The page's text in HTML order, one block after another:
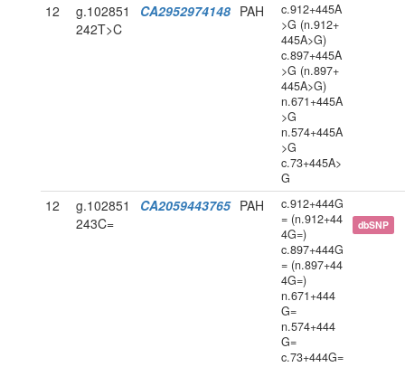
12
g.102851
242T>C
CA2952974148 PAH
c.912+445A
>G (n.912+
445A>G)
c.897+445A
>G (n.897+
445A>G)
n.671+445A
>G
n.574+445A
>G
c.73+445A>
G
12
g.102851
243C=
CA2059443765 PAH
c.912+444G
= (n.912+44
4G=)
c.897+444G
= (n.897+44
4G=)
n.671+444
G=
n.574+444
G=
c.73+444G=
dbSNP